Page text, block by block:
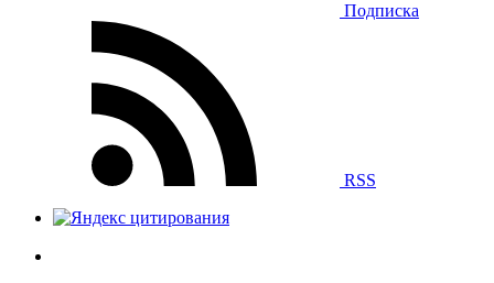
Подписка
RSS